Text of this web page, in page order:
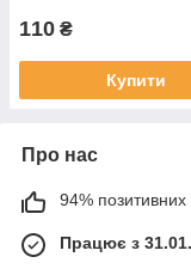
110 ₴
Купити
Про нас
94% позитивних
Працює з